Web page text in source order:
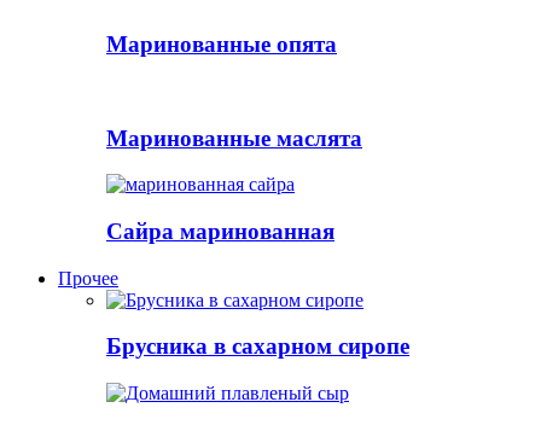
Маринованные опята
Маринованные маслята
Сайра маринованная
Прочее
Брусника в сахарном сиропе